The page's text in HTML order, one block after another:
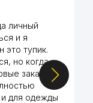
244 м
личный
и я
это тупик.
но когда
заказы,
и для одежды